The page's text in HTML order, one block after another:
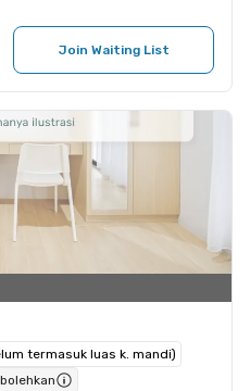
Join Waiting List
termasuk luas k. mandi)